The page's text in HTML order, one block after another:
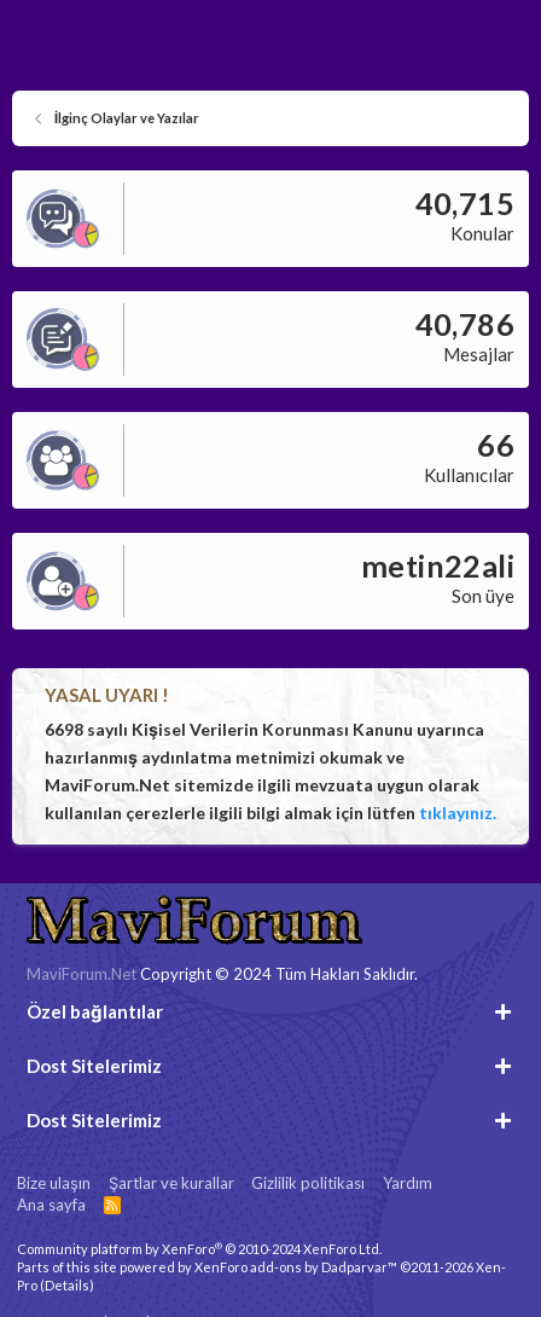
İlginç Olaylar ve Yazılar
40,715
Konular
40,786
Mesajlar
66
Kullanıcılar
metin22ali
Son üye
YASAL UYARI !
6698 sayılı Kişisel Verilerin Korunması Kanunu uyarınca
hazırlanmış aydınlatma metnimizi okumak ve
MaviForum.Net sitemizde ilgili mevzuata uygun olarak
kullanılan çerezlerle ilgili bilgi almak için lütfen tıklayınız.
MaviForum.NetCopyright © 2024 Tüm Hakları Saklıdır.
Özel bağlantılar
Dost Sitelerimiz
Dost Sitelerimiz
Bize ulaşın Şartlar ve kurallar Gizlilik politikası
Yardım
Ana sayfa
R
Community platform by XenForo® © 2010-2024 XenForo Ltd.
Parts of this site powered byXenForo add-ons by Dadparvar™ ©2011-2026Xen-
Pro (Details)